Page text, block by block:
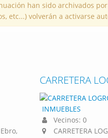
han sido archivados
etc...) volverán a activarse
CARRETERA
INMUEBLES
Vecinos: 0
CARRETERA